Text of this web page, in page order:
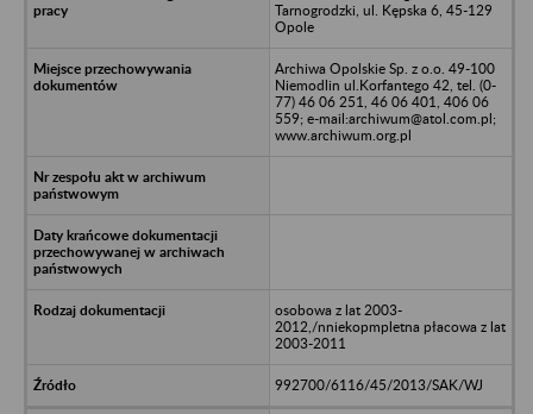
Tarnogrodzki, ul. Kępska 6, 45-129
Opole
Archiwa Opolskie Sp. z o.o. 49-100
Niemodlin ul.Korfantego 42, tel. (0-
77) 46 06 251, 46 06 401, 406 06
559; e-mail:archiwum@atol.com.pl;
www.archiwum.org.pl
osobowa z lat 2003-
2012,/nniekopmpletna płacowa z lat
2003-2011
992700/6116/45/2013/SAK/WJ